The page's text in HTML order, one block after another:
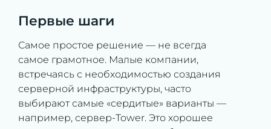
Первые шаги
Самое простое решение — не всегда
самое грамотное. Малые компании,
встречаясь с необходимостью создания
серверной инфраструктуры, часто
выбирают самые «сердитые» варианты —
например, сервер-Tower. Это хорошее